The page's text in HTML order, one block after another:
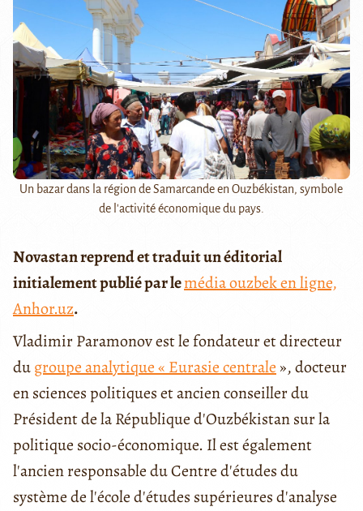
Un bazar dans la région de Samarcande en Ouzbékistan, symbole
de l'activité économique du pays.
Novastan reprend et traduit un éditorial
initialement publié par lemédia ouzbek en ligne,
Anhor.uz.
Vladimir Paramonov est le fondateur et directeur
dugroupe analytique « Eurasie centrale », docteur
en sciences politiques et ancien conseiller du
Président de la République d'Ouzbékistan sur la
politique socio-économique. Il est également
l'ancien responsable du Centre d'études du
système de l'école d'études supérieures d'analyse